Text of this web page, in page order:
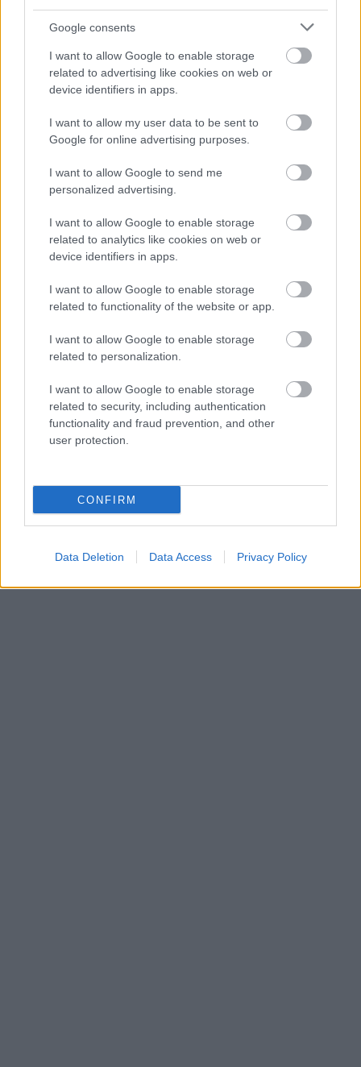
Google consents
I want to allow Google to enable storage
related to advertising like cookies on web or
device identifiers in apps.
I want to allow my user data to be sent to
Google for online advertising purposes.
I want to allow Google to send me
personalized advertising.
I want to allow Google to enable storage
related to analytics like cookies on web or
device identifiers in apps.
I want to allow Google to enable storage
related to functionality of the website or app.
I want to allow Google to enable storage
related to personalization.
I want to allow Google to enable storage
related to security, including authentication
functionality and fraud prevention, and other
user protection.
CONFIRM
Data Deletion Data Access Privacy Policy
pénzcsaphoz...
Kapitány: stabil maradt az ország ellátása, a
takarékossá...
belső dok...
|Médiaajánlat
Ugrás a lap tetejére